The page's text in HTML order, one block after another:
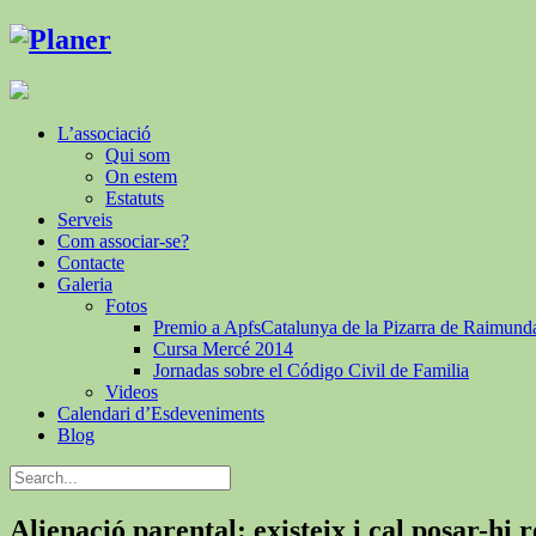
L’associació
Qui som
On estem
Estatuts
Serveis
Com associar-se?
Contacte
Galeria
Fotos
Premio a ApfsCatalunya de la Pizarra de
Cursa Mercé 2014
Jornadas sobre el Código Civil de Familia
Videos
Calendari d’Esdeveniments
Blog
Alienació parental: existeix i cal posar-hi